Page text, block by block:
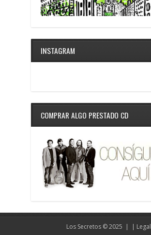
INSTAGRAM
COMPRAR ALGO PRESTADO CD
Los Secretos © 2025 | | Legal